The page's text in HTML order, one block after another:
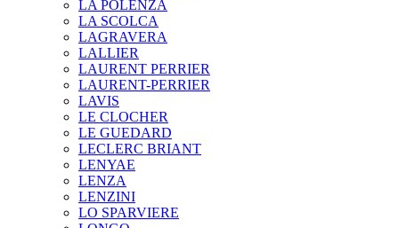
LA POLENZA
LA SCOLCA
LAGRAVERA
LALLIER
LAURENT PERRIER
LAURENT-PERRIER
LAVIS
LE CLOCHER
LE GUEDARD
LECLERC BRIANT
LENYAE
LENZA
LENZINI
LO SPARVIERE